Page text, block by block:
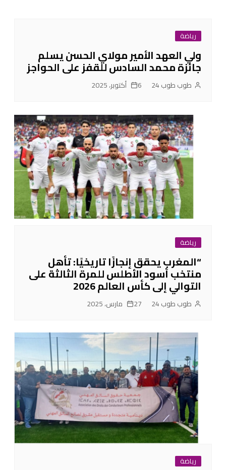
رياضة
ولي العهد الأمير مولاي الحسن يسلم
جائزة محمد السادس للقفز على الحواجز
طوب طوب 24 6 أكتوبر، 2025
رياضة
“المغرب يحقق إنجازًا تاريخيًا: تأهل
منتخب أسود الأطلس للمرة الثالثة على
التوالي إلى كأس العالم 2026
طوب طوب 24 27 مارس، 2025
رياضة